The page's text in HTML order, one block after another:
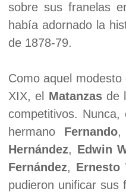
sobre sus franelas
había adornado la
de 1878-79.
Como aquel
XIX, el Matanzasde
competitivos.
hermano Fernando
Hernández, Edwin
Fernández, Ernesto
pudieron unificar sus